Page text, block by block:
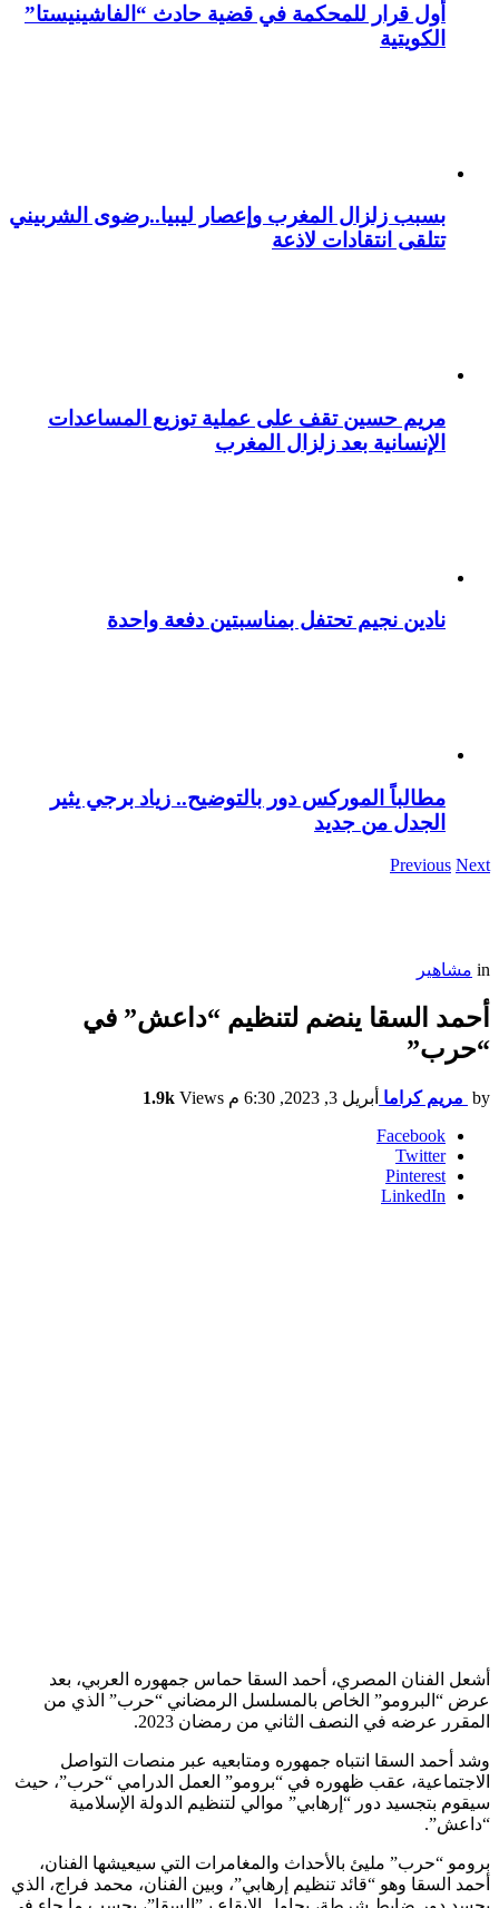
أول قرار للمحكمة في قضية حادث “الفاشينيستا”
الكويتية
بسبب زلزال المغرب وإعصار ليبيا..رضوى الشربيني
تتلقى انتقادات لاذعة
مريم حسين تقف على عملية توزيع المساعدات
الإنسانية بعد زلزال المغرب
نادين نجيم تحتفل بمناسبتين دفعة واحدة
مطالباً الموركس دور بالتوضيح.. زياد برجي يثير
الجدل من جديد
Previous Next
in مشاهير
أحمد السقا ينضم لتنظيم “داعش” في
“حرب”
by مريم كراما أبريل 3, 2023, 6:30 م 1.9k Views
Facebook
Twitter
Pinterest
LinkedIn
أشعل الفنان المصري، أحمد السقا حماس جمهوره العربي، بعد
عرض “البرومو” الخاص بالمسلسل الرمضاني “حرب” الذي من
المقرر عرضه في النصف الثاني من رمضان 2023.
وشد أحمد السقا انتباه جمهوره ومتابعيه عبر منصات التواصل
الاجتماعية، عقب ظهوره في “برومو” العمل الدرامي “حرب”، حيث
سيقوم بتجسيد دور “إرهابي” موالي لتنظيم الدولة الإسلامية
“داعش”.
برومو “حرب” مليئ بالأحداث والمغامرات التي سيعيشها الفنان،
أحمد السقا وهو “قائد تنظيم إرهابي”، وبين الفنان، محمد فراج، الذي